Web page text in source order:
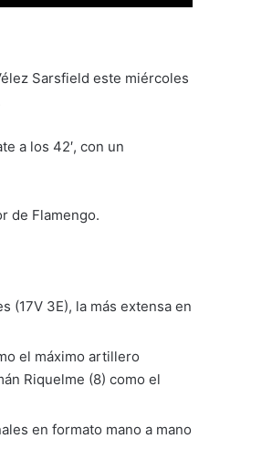
Sarsfield este miércoles
a los 42′, con un
de Flamengo.
(17V 3E), la más extensa en
el máximo artillero
Riquelme (8) como el
en formato mano a mano